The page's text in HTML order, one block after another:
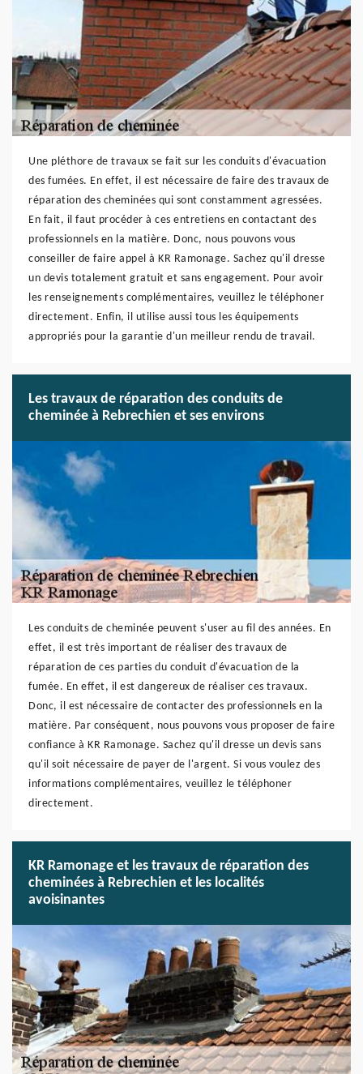
Une pléthore de travaux se fait sur les conduits d'évacuation
des fumées. En effet, il est nécessaire de faire des travaux de
réparation des cheminées qui sont constamment agressées.
En fait, il faut procéder à ces entretiens en contactant des
professionnels en la matière. Donc, nous pouvons vous
conseiller de faire appel à KR Ramonage. Sachez qu'il dresse
un devis totalement gratuit et sans engagement. Pour avoir
les renseignements complémentaires, veuillez le téléphoner
directement. Enfin, il utilise aussi tous les équipements
appropriés pour la garantie d'un meilleur rendu de travail.
Les travaux de réparation des conduits de
cheminée à Rebrechien et ses environs
Les conduits de cheminée peuvent s'user au fil des années. En
effet, il est très important de réaliser des travaux de
réparation de ces parties du conduit d'évacuation de la
fumée. En effet, il est dangereux de réaliser ces travaux.
Donc, il est nécessaire de contacter des professionnels en la
matière. Par conséquent, nous pouvons vous proposer de faire
confiance à KR Ramonage. Sachez qu'il dresse un devis sans
qu'il soit nécessaire de payer de l'argent. Si vous voulez des
informations complémentaires, veuillez le téléphoner
directement.
KR Ramonage et les travaux de réparation des
cheminées à Rebrechien et les localités
avoisinantes